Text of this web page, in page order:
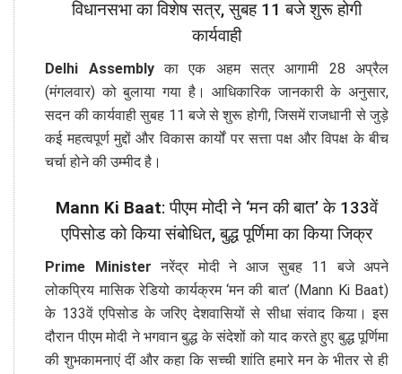
विधानसभा का विशेष सत्र, सुबह 11 बजे शुरू होगी
कार्यवाही
Delhi Assemblyका एक अहम सत्र आगामी 28 अप्रैल
(मंगलवार) को बुलाया गया है। आधिकारिक जानकारी के अनुसार,
सदन की कार्यवाही सुबह 11 बजे से शुरू होगी, जिसमें राजधानी से जुड़े
कई महत्वपूर्ण मुद्दों और विकास कार्यों पर सत्ता पक्ष और विपक्ष के बीच
चर्चा होने की उम्मीद है।
Mann Ki Baat: पीएम मोदी ने ‘मन की बात’ के 133वें
एपिसोड को किया संबोधित, बुद्ध पूर्णिमा का किया जिक्र
Prime Minister नरेंद्र मोदी ने आज सुबह 11 बजे अपने
लोकप्रिय मासिक रेडियो कार्यक्रम ‘मन की बात’ (Mann Ki Baat)
के 133वें एपिसोड के जरिए देशवासियों से सीधा संवाद किया। इस
दौरान पीएम मोदी ने भगवान बुद्ध के संदेशों को याद करते हुए बुद्ध पूर्णिमा
की शुभकामनाएं दीं और कहा कि सच्ची शांति हमारे मन के भीतर से ही